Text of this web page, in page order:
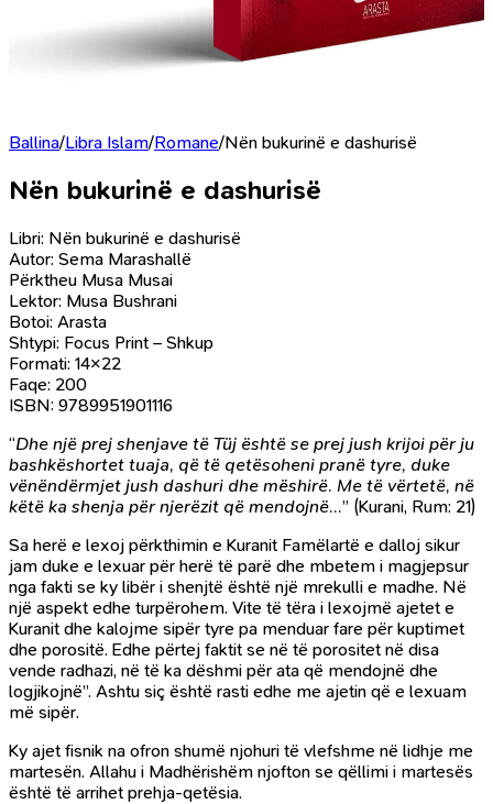
Ballina/Libra Islam/Romane/Nën bukurinë e dashurisë
Nën bukurinë e dashurisë
Libri: Nën bukurinë e dashurisë
Autor: Sema Marashallë
Përktheu Musa Musai
Lektor: Musa Bushrani
Botoi: Arasta
Shtypi: Focus Print – Shkup
Formati: 14×22
Faqe: 200
ISBN: 9789951901116
“Dhe një prej shenjave të Tüj është se prej jush krijoi për ju
bashkëshortet tuaja, që të qetësoheni pranë tyre, duke
vënëndërmjet jush dashuri dhe mëshirë. Me të vërtetë, në
këtë ka shenja për njerëzit që mendojnë…” (Kurani, Rum: 21)
Sa herë e lexoj përkthimin e Kuranit Famëlartë e dalloj sikur
jam duke e lexuar për herë të parë dhe mbetem i magjepsur
nga fakti se ky libër i shenjtë është një mrekulli e madhe. Në
një aspekt edhe turpërohem. Vite të tëra i lexojmë ajetet e
Kuranit dhe kalojme sipër tyre pa menduar fare për kuptimet
dhe porositë. Edhe përtej faktit se në të porositet në disa
vende radhazi, në të ka dëshmi për ata që mendojnë dhe
logjikojnë”. Ashtu siç është rasti edhe me ajetin që e lexuam
më sipër.
Ky ajet fisnik na ofron shumë njohuri të vlefshme në lidhje me
martesën. Allahu i Madhërishëm njofton se qëllimi i martesës
është të arrihet prehja-qetësia.